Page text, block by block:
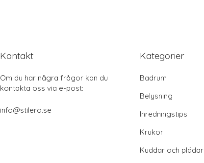
Kontakt
Om du har några frågor kan du
kontakta oss via e-post:
info@stilero.se
Kategorier
Badrum
Belysning
Inredningstips
Krukor
Kuddar och plädar